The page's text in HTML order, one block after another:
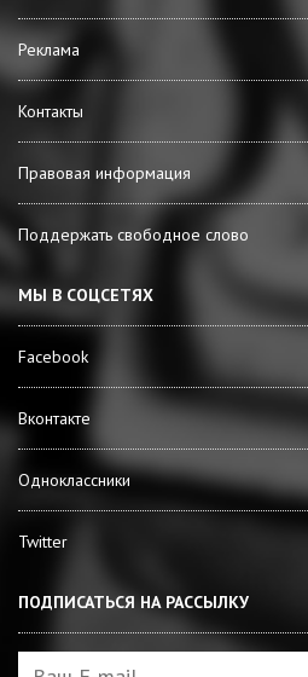
Реклама
Контакты
Правовая информация
Поддержать свободное слово
МЫ В СОЦСЕТЯХ
Facebook
Вконтакте
Одноклассники
Twitter
ПОДПИСАТЬСЯ НА РАССЫЛКУ